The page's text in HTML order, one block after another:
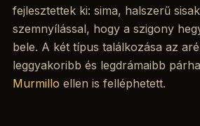
fejlesztettek ki: sima, halszerű
szemnyílással, hogy a szigony
bele. A két típus találkozása az
leggyakoribb és legdrámaibb
Murmillo ellen is felléphetett.